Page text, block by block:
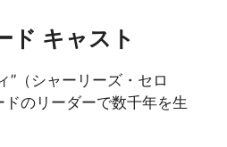
ド キャスト
”（シャーリーズ・セロ
のリーダーで数千年を生